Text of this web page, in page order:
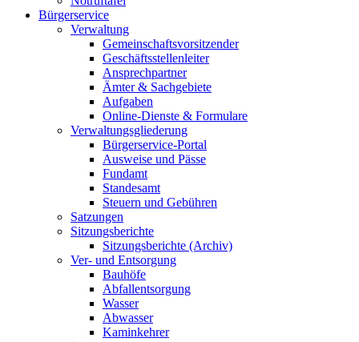
Bürgerservice
Verwaltung
Gemeinschaftsvorsitzender
Geschäftsstellenleiter
Ansprechpartner
Ämter & Sachgebiete
Aufgaben
Online-Dienste & Formulare
Verwaltungsgliederung
Bürgerservice-Portal
Ausweise und Pässe
Fundamt
Standesamt
Steuern und Gebühren
Satzungen
Sitzungsberichte
Sitzungsberichte (Archiv)
Ver- und Entsorgung
Bauhöfe
Abfallentsorgung
Wasser
Abwasser
Kaminkehrer